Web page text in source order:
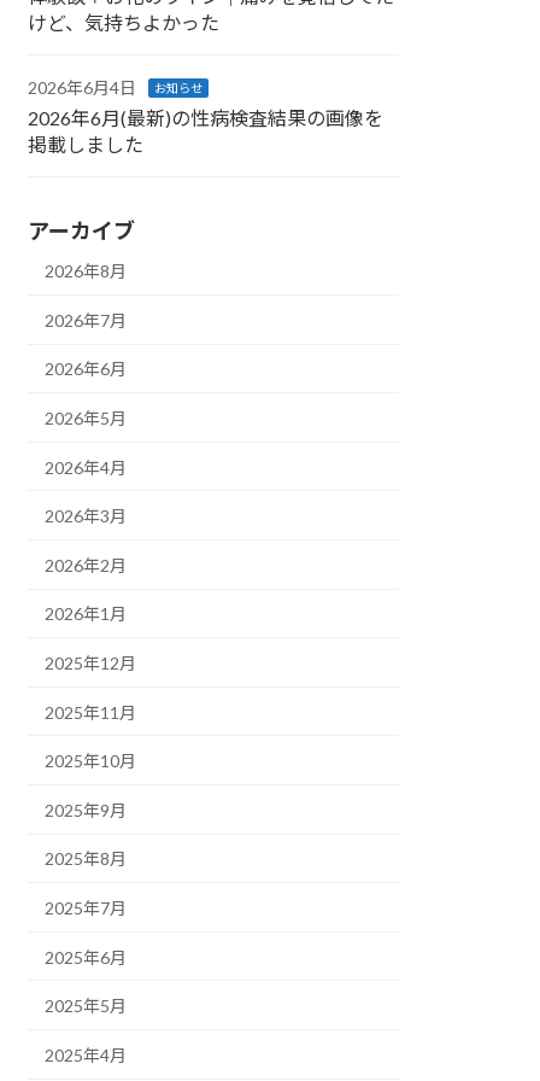
けど、気持ちよかった
2026年6月4日 お知らせ
2026年6月(最新)の性病検査結果の画像を
掲載しました
アーカイブ
2026年8月
2026年7月
2026年6月
2026年5月
2026年4月
2026年3月
2026年2月
2026年1月
2025年12月
2025年11月
2025年10月
2025年9月
2025年8月
2025年7月
2025年6月
2025年5月
2025年4月